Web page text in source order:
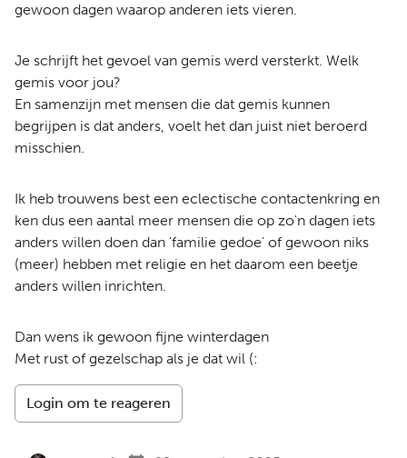
gewoon dagen waarop anderen iets vieren.
Je schrijft het gevoel van gemis werd versterkt. Welk
gemis voor jou?
En samenzijn met mensen die dat gemis kunnen
begrijpen is dat anders, voelt het dan juist niet beroerd
misschien.
Ik heb trouwens best een eclectische contactenkring en
ken dus een aantal meer mensen die op zo'n dagen iets
anders willen doen dan 'familie gedoe' of gewoon niks
(meer) hebben met religie en het daarom een beetje
anders willen inrichten.
Dan wens ik gewoon fijne winterdagen
Met rust of gezelschap als je dat wil (:
Login om te reageren